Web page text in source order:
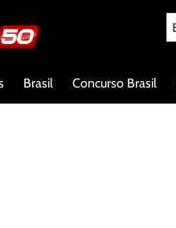
Brasil Concurso Brasil